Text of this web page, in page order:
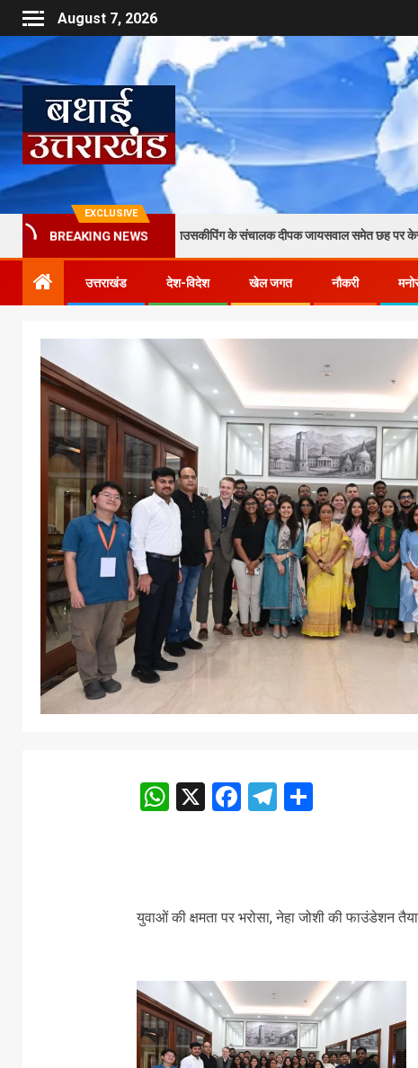
August 7, 2026
EXCLUSIVE
BREAKING NEWS
का आरोप, कृष्णा हाउसकीपिंग के संचालक दीपक जायसवाल समेत छह पर केस दर्ज
उत्तराखंड देश-विदेश खेल जगत नौकरी
WhatsApp
X Facebook
Telegram
Share
युवाओं की क्षमता पर भरोसा, नेहा जोशी की फाउंडेशन